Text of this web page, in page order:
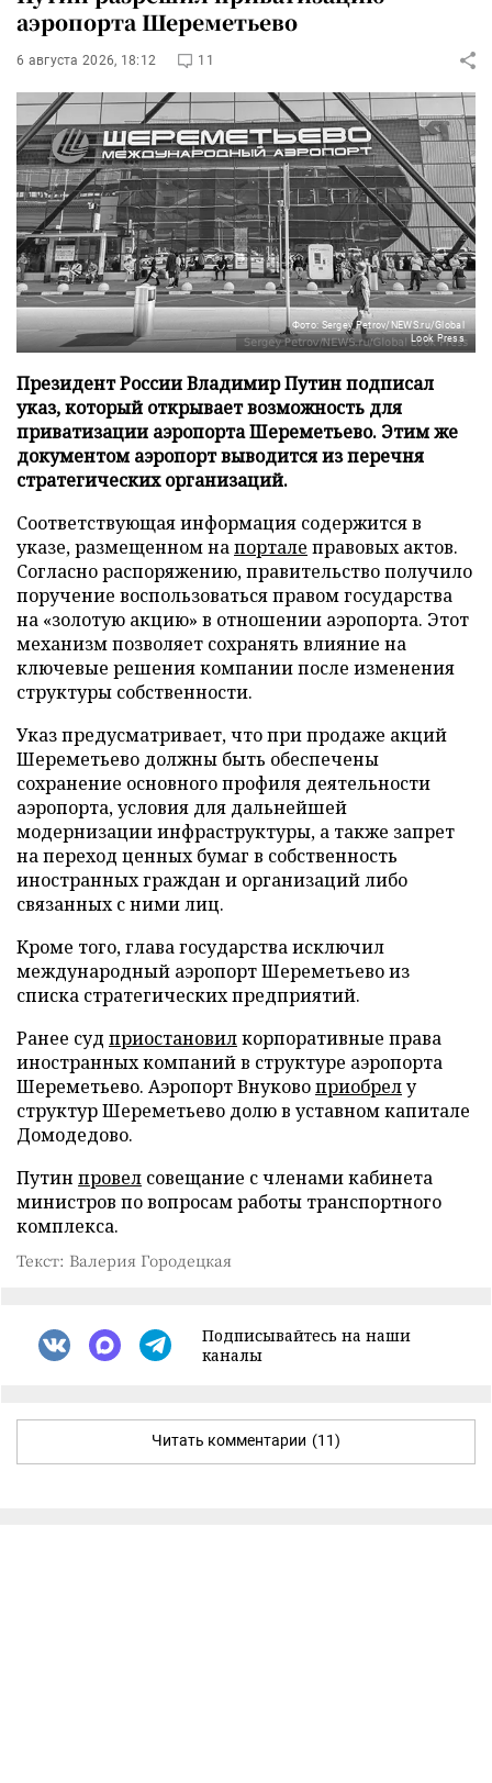
аэропорта Шереметьево
6 августа 2026, 18:12 11
Фото: Sergey Petrov/NEWS.ru/Global
Look Press
Президент России Владимир Путин подписал
указ, который открывает возможность для
приватизации аэропорта Шереметьево. Этим же
документом аэропорт выводится из перечня
стратегических организаций.
Соответствующая информация содержится в
указе, размещенном напортале правовых актов.
Согласно распоряжению, правительство получило
поручение воспользоваться правом государства
на «золотую акцию» в отношении аэропорта. Этот
механизм позволяет сохранять влияние на
ключевые решения компании после изменения
структуры собственности.
Указ предусматривает, что при продаже акций
Шереметьево должны быть обеспечены
сохранение основного профиля деятельности
аэропорта, условия для дальнейшей
модернизации инфраструктуры, а также запрет
на переход ценных бумаг в собственность
иностранных граждан и организаций либо
связанных с ними лиц.
Кроме того, глава государства исключил
международный аэропорт Шереметьево из
списка стратегических предприятий.
Ранее суд приостановилкорпоративные права
иностранных компаний в структуре аэропорта
Шереметьево. Аэропорт Внуковоприобрелу
структур Шереметьево долю в уставном капитале
Домодедово.
Путин провел совещание с членами кабинета
министров по вопросам работы транспортного
комплекса.
Текст: Валерия Городецкая
Подписывайтесь на наши
каналы
Читать комментарии (11)